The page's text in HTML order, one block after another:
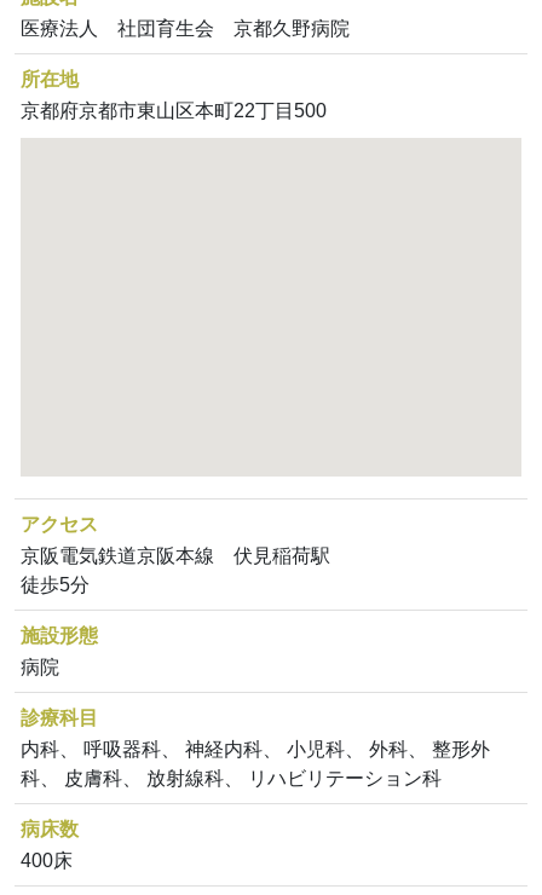
医療法人 社団育生会 京都久野病院
所在地
京都府京都市東山区本町22丁目500
アクセス
京阪電気鉄道京阪本線 伏見稲荷駅
徒歩5分
施設形態
病院
診療科目
内科、 呼吸器科、 神経内科、 小児科、 外科、 整形外
科、 皮膚科、 放射線科、 リハビリテーション科
病床数
400床